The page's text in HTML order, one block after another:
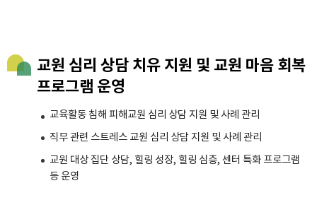
교원 심리 상담 치유 지원 및 교원 마음 회복
프로그램 운영
교육활동 침해 피해교원 심리 상담 지원 및 사례 관리
직무 관련 스트레스 교원 심리 상담 지원 및 사례 관리
교원 대상 집단 상담, 힐링 성장, 힐링 심층, 센터 특화 프로그램
등 운영